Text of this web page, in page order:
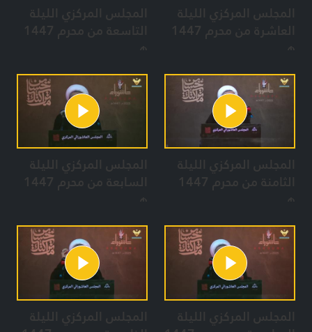
المجلس المركزي الليلة
العاشرة من محرم 1447
هـ
المجلس المركزي الليلة
التاسعة من محرم 1447
هـ
المجلس المركزي الليلة
الثامنة من محرم 1447
هـ
المجلس المركزي الليلة
السابعة من محرم 1447
هـ
المجلس المركزي الليلة المجلس المركزي الليلة